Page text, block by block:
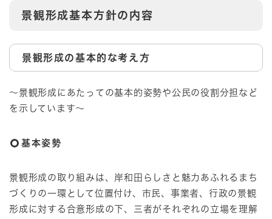
景観形成基本方針の内容
景観形成の基本的な考え方
～景観形成にあたっての基本的姿勢や公民の役割分担など
を示しています～
基本姿勢
景観形成の取り組みは、岸和田らしさと魅力あふれるまち
づくりの一環として位置付け、市民、事業者、行政の景観
形成に対する合意形成の下、三者がそれぞれの立場を理解